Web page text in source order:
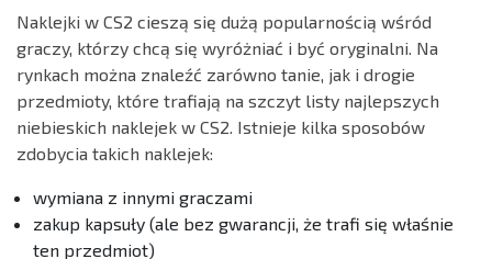
Naklejki w CS2 cieszą się dużą popularnością wśród
graczy, którzy chcą się wyróżniać i być oryginalni. Na
rynkach można znaleźć zarówno tanie, jak i drogie
przedmioty, które trafiają na szczyt listy najlepszych
niebieskich naklejek w CS2. Istnieje kilka sposobów
zdobycia takich naklejek:
wymiana z innymi graczami
zakup kapsuły (ale bez gwarancji, że trafi się właśnie
ten przedmiot)